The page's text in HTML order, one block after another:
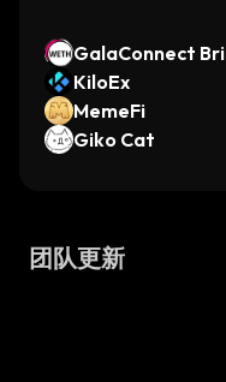
GalaConnect
ed WETH
n)
KiloEx
MemeFi
Giko Cat
团队更新